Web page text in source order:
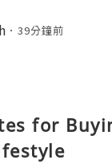
(which rarely
T
39分鐘前
for